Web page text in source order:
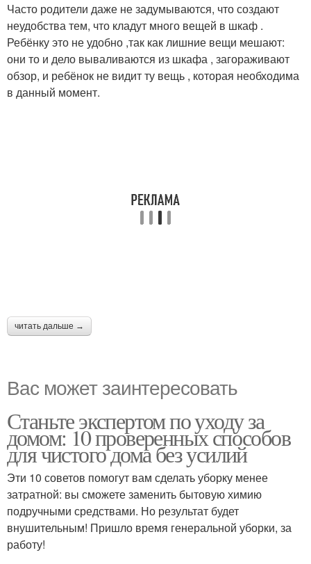
Часто родители даже не задумываются, что создают
неудобства тем, что кладут много вещей в шкаф .
Ребёнку это не удобно ,так как лишние вещи мешают:
они то и дело вываливаются из шкафа , загораживают
обзор, и ребёнок не видит ту вещь , которая необходима
в данный момент.
читать дальше →
Вас может заинтересовать
Станьте экспертом по уходу за
домом: 10 проверенных способов
для чистого дома без усилий
Эти 10 советов помогут вам сделать уборку менее
затратной: вы сможете заменить бытовую химию
подручными средствами. Но результат будет
внушительным! Пришло время генеральной уборки, за
работу!